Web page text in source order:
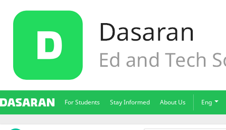
For Students Stay Informed About Us Eng